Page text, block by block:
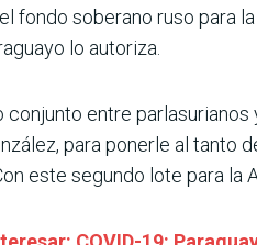
fondo soberano ruso para
lo autoriza.
conjunto entre
para ponerle al tanto
este segundo lote para la